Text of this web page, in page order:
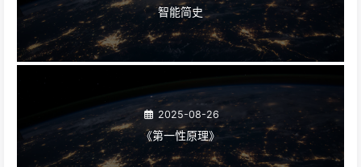
智能简史
2025-08-26
《第一性原理》